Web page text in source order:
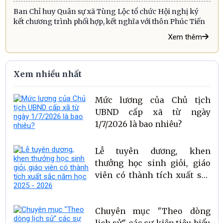
Ban Chỉ huy Quân sự xã Tùng Lộc tổ chức Hội nghị ký
kết chương trình phối hợp, kết nghĩa với thôn Phúc Tiến
Xem thêm
Xem nhiều nhất
Mức lương của Chủ tịch
UBND cấp xã từ ngày
1/7/2026 là bao nhiêu?
Lễ tuyên dương, khen
thưởng học sinh giỏi, giáo
viên có thành tích xuất sắc
Chuyên mục "Theo dòng